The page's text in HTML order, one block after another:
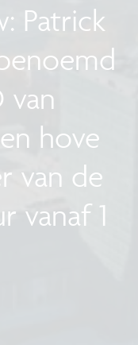
Patrick
hove
van de
vanaf 1